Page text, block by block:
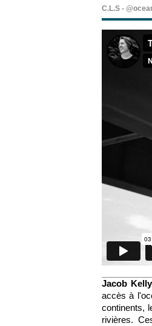
C.L.S -
Jacob
accès à
continents,
rivières.